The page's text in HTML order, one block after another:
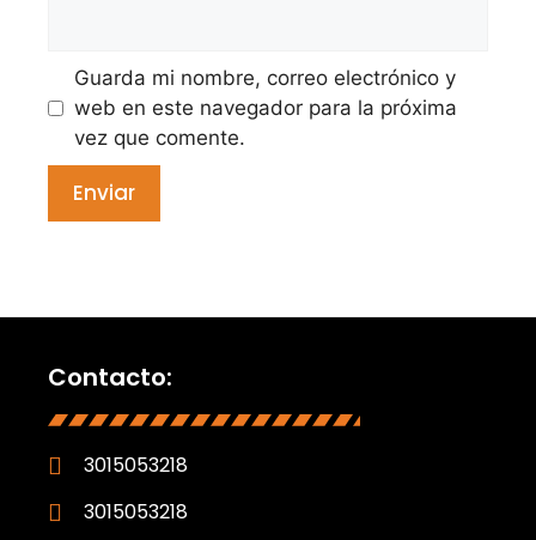
Guarda mi nombre, correo electrónico y
web en este navegador para la próxima
vez que comente.
Contacto:
3015053218
3015053218